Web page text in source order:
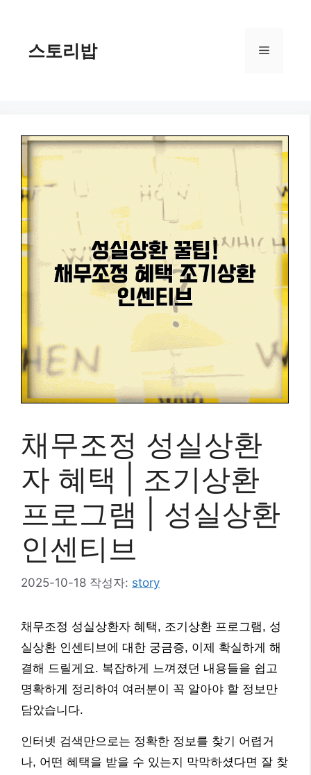
스토리밥 메
채무조정 성실상환
자 혜택 | 조기상환
프로그램 | 성실상환
인센티브
2025-10-18 작성자: story
채무조정 성실상환자 혜택, 조기상환 프로그램, 성
실상환 인센티브에 대한 궁금증, 이제 확실하게 해
결해 드릴게요. 복잡하게 느껴졌던 내용들을 쉽고
명확하게 정리하여 여러분이 꼭 알아야 할 정보만
담았습니다.
인터넷 검색만으로는 정확한 정보를 찾기 어렵거
나, 어떤 혜택을 받을 수 있는지 막막하셨다면 잘 찾